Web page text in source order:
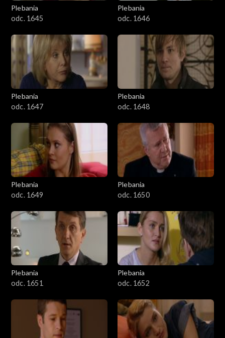
Plebania
odc. 1645
Plebania
odc. 1646
Plebania
odc. 1647
Plebania
odc. 1648
Plebania
odc. 1649
Plebania
odc. 1650
Plebania
odc. 1651
Plebania
odc. 1652